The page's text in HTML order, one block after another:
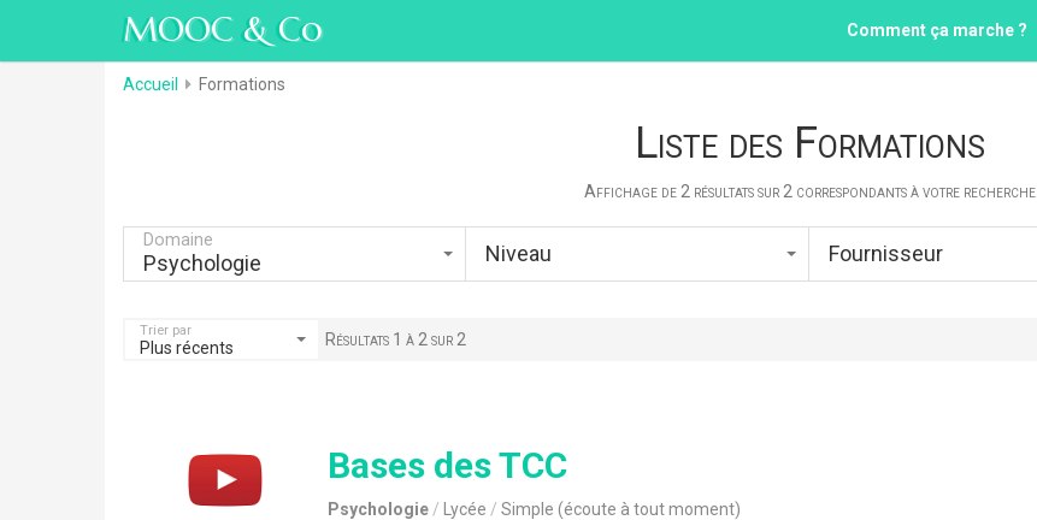
MOOC & Co Comment ça marche ?
Accueil Formations
Liste des Formations
Affichage de 2 résultats sur 2 correspondants à votre recherche
Domaine
Psychologie Niveau Fournisseur
Trier par
Plus récents Résultats 1 à 2 sur 2
Bases des TCC
Psychologie Lycée Simple (écoute à tout moment)